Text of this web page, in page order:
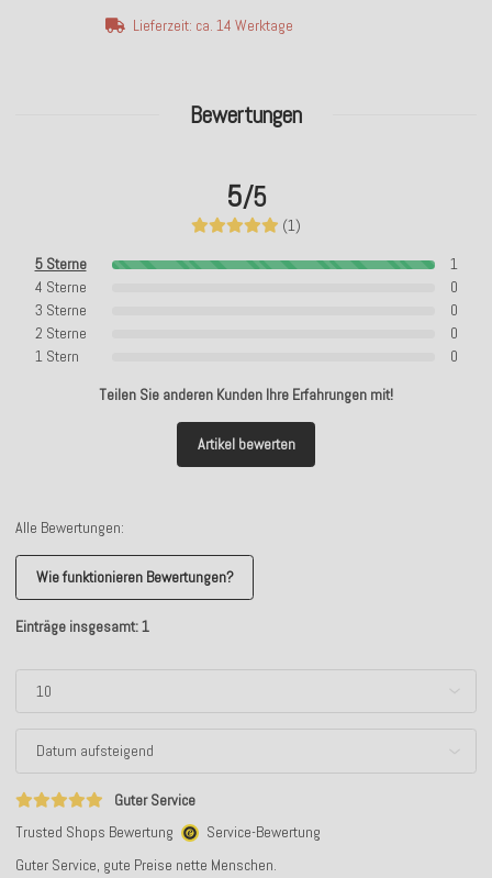
Bewertungen
5/5
(1)
5 Sterne
1
4 Sterne
0
3 Sterne
0
2 Sterne
0
1 Stern
0
Teilen Sie anderen Kunden Ihre Erfahrungen mit!
Artikel bewerten
Alle Bewertungen:
Wie funktionieren Bewertungen?
Einträge insgesamt: 1
Guter Service
Trusted Shops Bewertung
Service-Bewertung
Guter Service, gute Preise nette Menschen.
Lieferzeit: ca. 14 Werktage